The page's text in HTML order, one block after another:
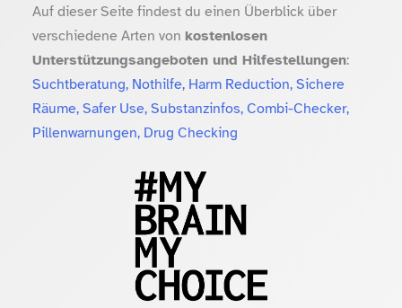
Auf dieser Seite findest du einen Überblick über
verschiedene Arten von kostenlosen
Unterstützungsangeboten und Hilfestellungen:
Suchtberatung, Nothilfe, Harm Reduction, Sichere
Räume, Safer Use, Substanzinfos, Combi-Checker,
Pillenwarnungen, Drug Checking